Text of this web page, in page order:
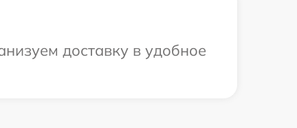
доставку в удобное